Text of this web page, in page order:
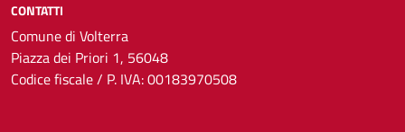
CONTATTI
Comune di Volterra
Piazza dei Priori 1, 56048
Codice fiscale / P. IVA: 00183970508